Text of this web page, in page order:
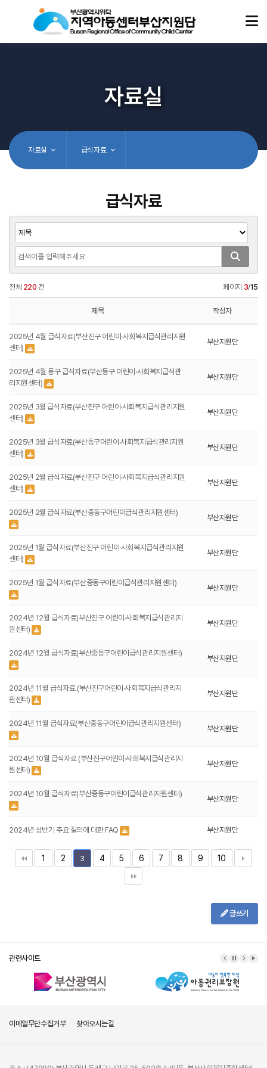
자료실
자료실 급식자료
급식자료
전체 220 건 페이지 3/15
제목 작성자
2025년 4월 급식자료(부산진구 어린이·사회복지급식관리지원
센터)
부산지원단
2025년 4월 동구 급식자료(부산동구 어린이·사회복지급식관
리지원센터)
부산지원단
2025년 3월 급식자료(부산진구 어린이·사회복지급식관리지원
센터)
부산지원단
2025년 3월 급식자료(부산동구어린이·사회복지급식관리지원
센터)
부산지원단
2025년 2월 급식자료(부산진구 어린이·사회복지급식관리지원
센터)
부산지원단
2025년 2월 급식자료(부산중동구어린이급식관리지원센터)
부산지원단
2025년 1월 급식자료(부산진구 어린이·사회복지급식관리지원
센터)
부산지원단
2025년 1월 급식자료(부산중동구어린이급식관리지원센터)
부산지원단
2024년 12월 급식자료(부산진구 어린이·사회복지급식관리지
원센터)
부산지원단
2024년 12월 급식자료(부산중동구어린이급식관리지원센터)
부산지원단
2024년 11월 급식자료 (부산진구어린이·사회복지급식관리지
원센터)
부산지원단
2024년 11월 급식자료(부산중동구어린이급식관리지원센터)
부산지원단
2024년 10월 급식자료 (부산진구어린이·사회복지급식관리지
원센터)
부산지원단
2024년 10월 급식자료(부산중동구어린이급식관리지원센터)
부산지원단
2024년 상반기 주요 질의에 대한 FAQ 부산지원단
1 2 3 4 5 6 7 8 9 10
글쓰기
관련사이트
이메일무단수집거부 찾아오시는길